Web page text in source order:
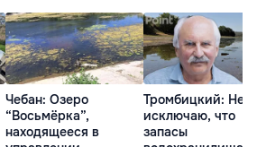
Чебан: Озеро
“Восьмёрка”,
находящееся в
Тромбицкий: Не
исключаю, что
запасы